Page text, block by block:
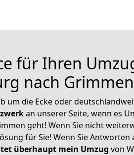
für Ihren
nach Grimmen
um die Ecke oder
an unserer Seite, wenn es
geht! Wenn Sie nicht
für Sie! Wenn Sie Antworten
überhaupt mein Umzug von